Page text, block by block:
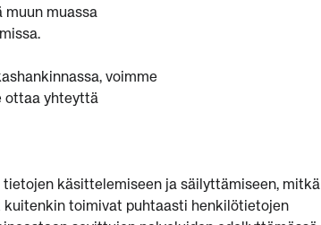
muun muassa
voimme
ottaa yhteyttä
käsittelemiseen ja säilyttämiseen, mitkä
toimivat puhtaasti henkilötietojen